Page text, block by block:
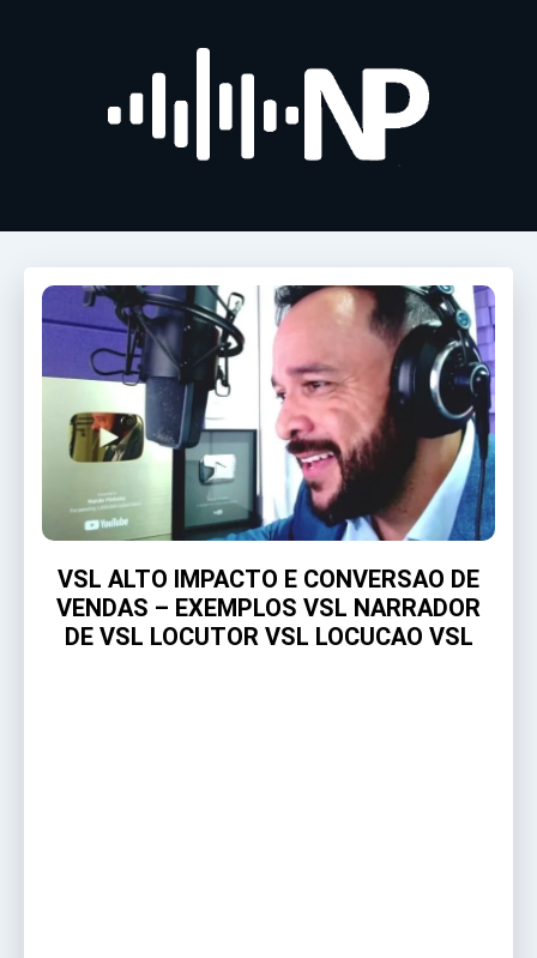
VSL ALTO IMPACTO E CONVERSAO DE
VENDAS – EXEMPLOS VSL NARRADOR
DE VSL LOCUTOR VSL LOCUCAO VSL